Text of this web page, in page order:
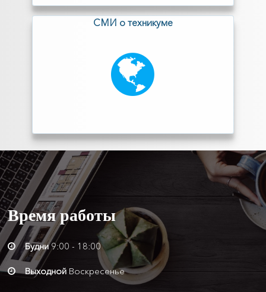
СМИ о техникуме
Времяработы
Будни9:00 - 18:00
Выходной Воскресенье